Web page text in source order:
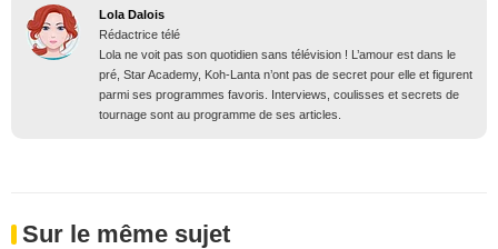
Lola Dalois
Rédactrice télé
Lola ne voit pas son quotidien sans télévision ! L’amour est dans le
pré, Star Academy, Koh-Lanta n’ont pas de secret pour elle et figurent
parmi ses programmes favoris. Interviews, coulisses et secrets de
tournage sont au programme de ses articles.
Sur le même sujet